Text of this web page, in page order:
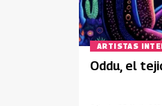
ARTISTAS
Oddu, el